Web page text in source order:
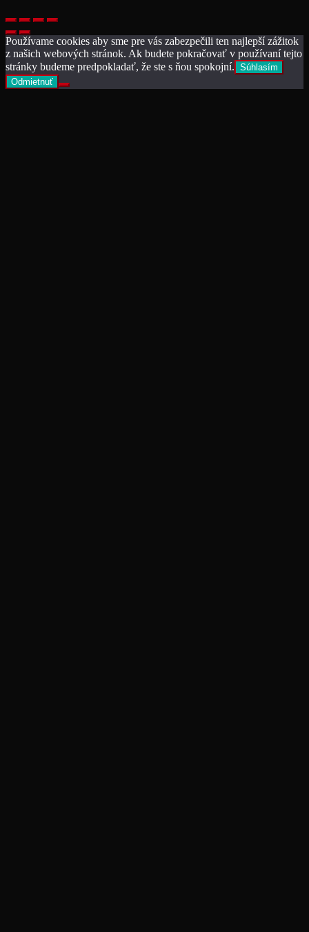
Používame cookies aby sme pre vás zabezpečili ten najlepší zážitok
z našich webových stránok. Ak budete pokračovať v používaní tejto
stránky budeme predpokladať, že ste s ňou spokojní. Súhlasím
Odmietnuť